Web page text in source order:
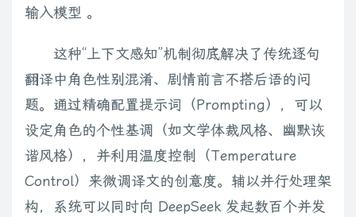
输入模型 。
这种“上下文感知”机制彻底解决了传统逐句
翻译中角色性别混淆、剧情前言不搭后语的问
题。通过精确配置提示词（Prompting），可以
设定角色的个性基调（如文学体裁风格、幽默诙
谐风格），并利用温度控制（Temperature
Control）来微调译文的创意度。辅以并行处理架
构，系统可以同时向 DeepSeek 发起数百个并发